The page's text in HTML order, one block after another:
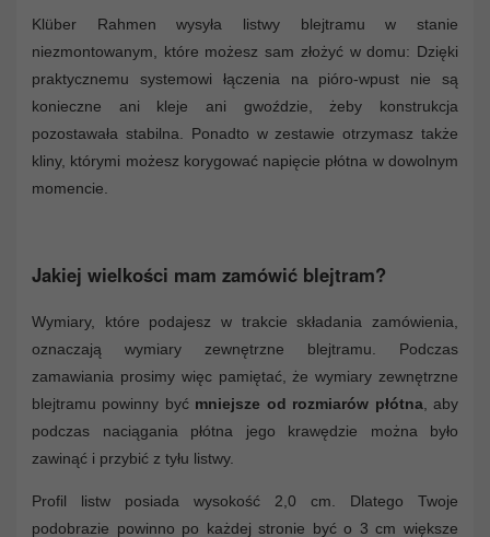
Klüber Rahmen wysyła listwy blejtramu w stanie
niezmontowanym, które możesz sam złożyć w domu: Dzięki
praktycznemu systemowi łączenia na pióro-wpust nie są
konieczne ani kleje ani gwoździe, żeby konstrukcja
pozostawała stabilna. Ponadto w zestawie otrzymasz także
kliny, którymi możesz korygować napięcie płótna w dowolnym
momencie.
Jakiej wielkości mam zamówić blejtram?
Wymiary, które podajesz w trakcie składania zamówienia,
oznaczają wymiary zewnętrzne blejtramu. Podczas
zamawiania prosimy więc pamiętać, że wymiary zewnętrzne
blejtramu powinny być mniejsze od rozmiarów płótna, aby
podczas naciągania płótna jego krawędzie można było
zawinąć i przybić z tyłu listwy.
Profil listw posiada wysokość 2,0 cm. Dlatego Twoje
podobrazie powinno po każdej stronie być o 3 cm większe